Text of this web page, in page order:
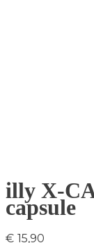
illy X-
capsule
€ 15,90